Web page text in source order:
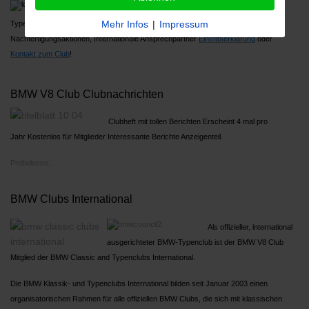
Typenreferenten
Nachfertigungsaktionen, Internationale AnsprechpartnerEintrittserklärungoder
Kontakt zum Club!
BMW V8 Club Clubnachrichten
Clubheft mit tollen Berichten Erscheint 4 mal pro
Jahr Kostenlos für Mitglieder Interessante Berichte Anzeigenteil.
BMW Clubs International
Als offizieller, international
ausgerichteter BMW-Typenclub ist der BMW V8 Club
Mitglied der BMW Classic and Typenclubs International.
Die BMW Klassik- und Typenclubs International bilden seit Januar 2003 einen
organisatorischen Rahmen für alle offiziellen BMW Clubs, die sich mit klassischen
Mehr Infos | Impressum